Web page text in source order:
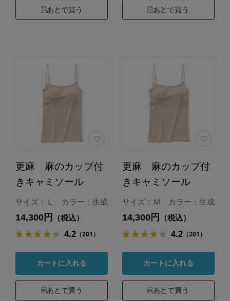
あとで買う あとで買う
更麻 麻のカップ付
きキャミソール
サイズ：Ｌ カラー：生成
14,300円 （税込）
4.2（201）
カートに入れる
あとで買う
更麻 麻のカップ付
きキャミソール
サイズ：Ｍ カラー：生成
14,300円 （税込）
4.2（201）
カートに入れる
あとで買う